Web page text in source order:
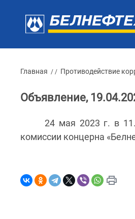
Главная / / Противодействие
Объявление,
24 мая 2023 г. в
комиссии концерна